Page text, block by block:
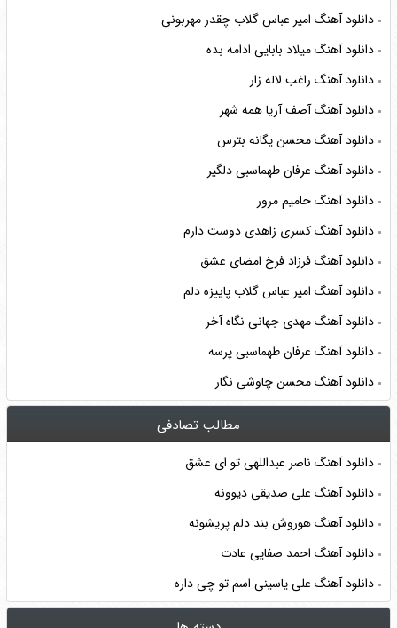
دانلود آهنگ امیر عباس گلاب چقدر مهربونی
دانلود آهنگ میلاد بابایی ادامه بده
دانلود آهنگ راغب لاله زار
دانلود آهنگ آصف آریا همه شهر
دانلود آهنگ محسن یگانه بترس
دانلود آهنگ عرفان طهماسبی دلگیر
دانلود آهنگ حامیم مرور
دانلود آهنگ کسری زاهدی دوست دارم
دانلود آهنگ فرزاد فرخ امضای عشق
دانلود آهنگ امیر عباس گلاب پاییزه دلم
دانلود آهنگ مهدی جهانی نگاه آخر
دانلود آهنگ عرفان طهماسبی پرسه
دانلود آهنگ محسن چاوشی نگار
مطالب تصادفی
دانلود آهنگ ناصر عبداللهی تو ای عشق
دانلود آهنگ علی صدیقی دیوونه
دانلود آهنگ هوروش بند دلم پریشونه
دانلود آهنگ احمد صفایی عادت
دانلود آهنگ علی یاسینی اسم تو چی داره